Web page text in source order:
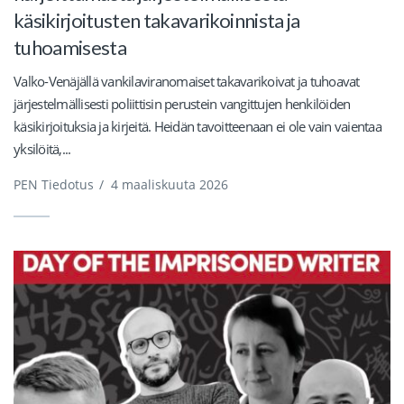
käsikirjoitusten takavarikoinnista ja
tuhoamisesta
Valko-Venäjällä vankilaviranomaiset takavarikoivat ja tuhoavat
järjestelmällisesti poliittisin perustein vangittujen henkilöiden
käsikirjoituksia ja kirjeitä. Heidän tavoitteenaan ei ole vain vaientaa
yksilöitä,...
PEN Tiedotus / 4 maaliskuuta 2026